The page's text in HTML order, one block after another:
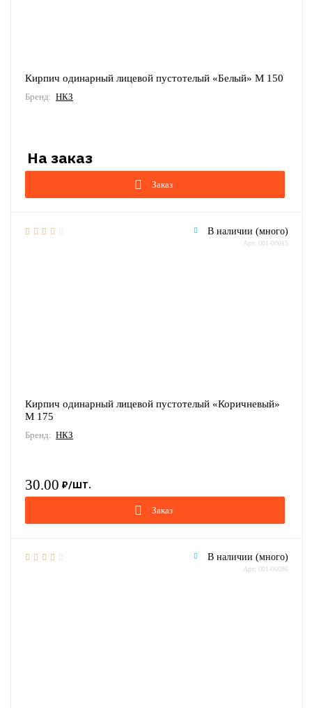
Кирпич одинарный лицевой пустотелый «Белый» М 150
Бренд: НКЗ
Заказ
Кирпич одинарный лицевой пустотелый «Коричневый»
М 175
Бренд: НКЗ
В наличии (много)
Арт: 001-00015
30.00
Заказ
В наличии (много)
Арт: 001-00086